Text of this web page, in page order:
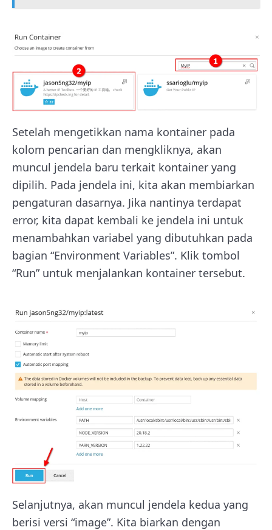
Setelah mengetikkan nama kontainer pada
kolom pencarian dan mengkliknya, akan
muncul jendela baru terkait kontainer yang
dipilih. Pada jendela ini, kita akan membiarkan
pengaturan dasarnya. Jika nantinya terdapat
error, kita dapat kembali ke jendela ini untuk
menambahkan variabel yang dibutuhkan pada
bagian “Environment Variables”. Klik tombol
“Run” untuk menjalankan kontainer tersebut.
Selanjutnya, akan muncul jendela kedua yang
berisi versi “image”. Kita biarkan dengan